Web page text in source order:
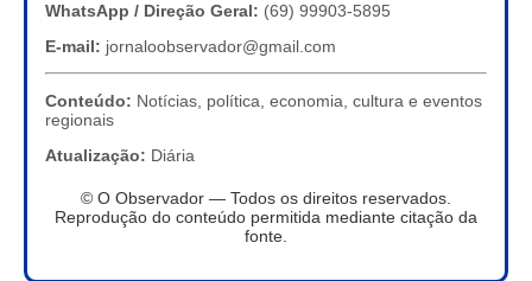
WhatsApp / Direção Geral: (69) 99903-5895
E-mail: jornaloobservador@gmail.com
Conteúdo: Notícias, política, economia, cultura e eventos
regionais
Atualização: Diária
© O Observador — Todos os direitos reservados.
Reprodução do conteúdo permitida mediante citação da
fonte.